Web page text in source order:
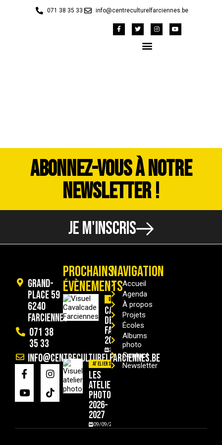
071 38 35 33 info@centreculturelfarciennes.be
ABONNEZ-VOUS À NOTRE
NEWSLETTER !
JE M'INSCRIS
Grand-
Place 59
6240
Farciennes
071 38
35 33
info@centreculturelfarciennes.be
PROCHAINS
ÉVÈNEMENTS
Divers
Cavalcade
de
Farciennes
2026
29/08/2026
Ateliers
Les
ateliers
photo
2026-
2027
09/09/2026
NAVIGATION
Accueil
Agenda
À propos
Projets
Écoles
Albums
photo
Contact
Newsletter